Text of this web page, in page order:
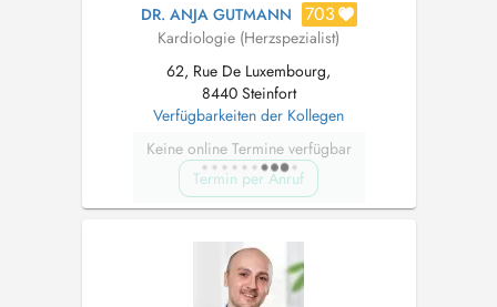
DR. ANJA GUTMANN 703
Kardiologie (Herzspezialist)
62, Rue De Luxembourg,
8440 Steinfort
Verfügbarkeiten der Kollegen
Keine online Termine verfügbar
Termin per Anruf